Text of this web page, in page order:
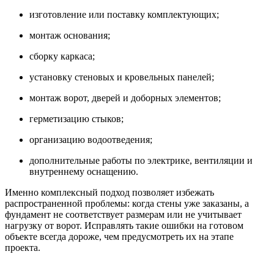
изготовление или поставку комплектующих;
монтаж основания;
сборку каркаса;
установку стеновых и кровельных панелей;
монтаж ворот, дверей и доборных элементов;
герметизацию стыков;
организацию водоотведения;
дополнительные работы по электрике, вентиляции и
внутреннему оснащению.
Именно комплексный подход позволяет избежать
распространенной проблемы: когда стены уже заказаны, а
фундамент не соответствует размерам или не учитывает
нагрузку от ворот. Исправлять такие ошибки на готовом
объекте всегда дороже, чем предусмотреть их на этапе
проекта.